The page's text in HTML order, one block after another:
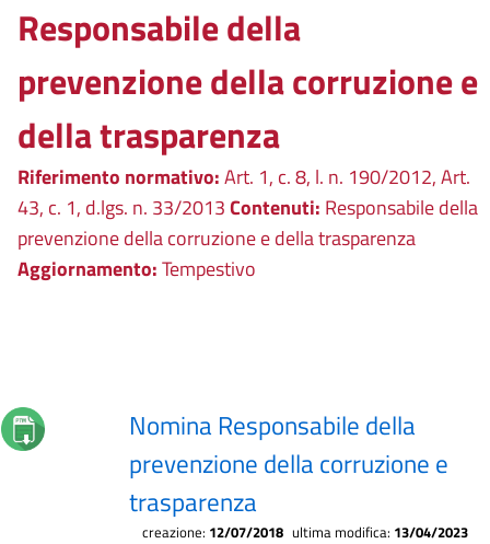
Responsabile della
prevenzione della corruzione e
della trasparenza
Riferimento normativo:Art. 1, c. 8, l. n. 190/2012, Art.
43, c. 1, d.lgs. n. 33/2013Contenuti: Responsabile della
prevenzione della corruzione e della trasparenza
Aggiornamento:Tempestivo
Nomina Responsabile della
prevenzione della corruzione e
trasparenza
creazione: 12/07/2018 ultima modifica: 13/04/2023